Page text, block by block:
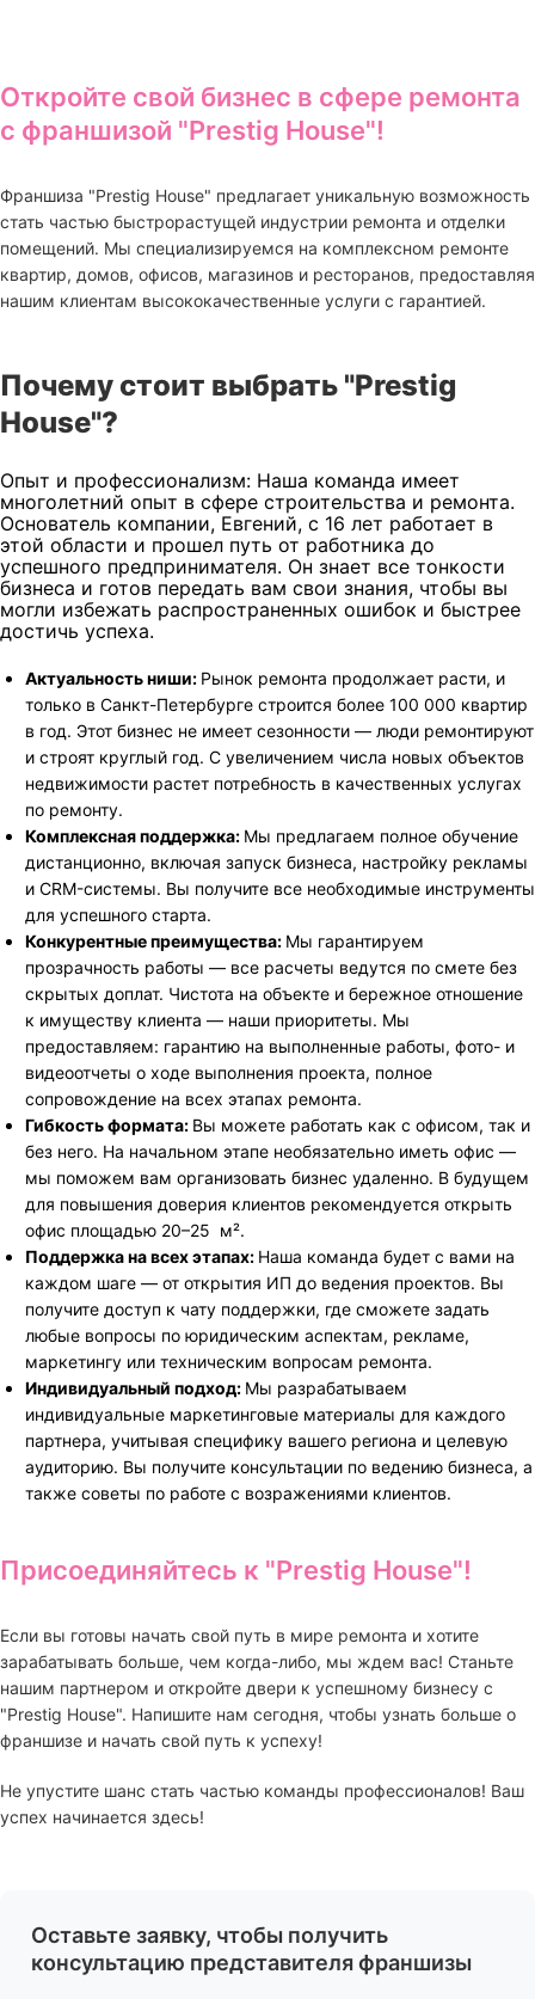
Откройте свой бизнес в сфере ремонта
с франшизой "Prestig House"!
Франшиза "Prestig House" предлагает уникальную возможность
стать частью быстрорастущей индустрии ремонта и отделки
помещений. Мы специализируемся на комплексном ремонте
квартир, домов, офисов, магазинов и ресторанов, предоставляя
нашим клиентам высококачественные услуги с гарантией.
Почему стоит выбрать "Prestig
House"?
Опыт и профессионализм: Наша команда имеет
многолетний опыт в сфере строительства и ремонта.
Основатель компании, Евгений, с 16 лет работает в
этой области и прошел путь от работника до
успешного предпринимателя. Он знает все тонкости
бизнеса и готов передать вам свои знания, чтобы вы
могли избежать распространенных ошибок и быстрее
достичь успеха.
Актуальность ниши: Рынок ремонта продолжает расти, и
только в Санкт-Петербурге строится более 100 000 квартир
в год. Этот бизнес не имеет сезонности — люди ремонтируют
и строят круглый год. С увеличением числа новых объектов
недвижимости растет потребность в качественных услугах
по ремонту.
Комплексная поддержка: Мы предлагаем полное обучение
дистанционно, включая запуск бизнеса, настройку рекламы
и CRM-системы. Вы получите все необходимые инструменты
для успешного старта.
Конкурентные преимущества: Мы гарантируем
прозрачность работы — все расчеты ведутся по смете без
скрытых доплат. Чистота на объекте и бережное отношение
к имуществу клиента — наши приоритеты. Мы
предоставляем: гарантию на выполненные работы, фото- и
видеоотчеты о ходе выполнения проекта, полное
сопровождение на всех этапах ремонта.
Гибкость формата: Вы можете работать как с офисом, так и
без него. На начальном этапе необязательно иметь офис —
мы поможем вам организовать бизнес удаленно. В будущем
для повышения доверия клиентов рекомендуется открыть
офис площадью 20–25 м².
Поддержка на всех этапах: Наша команда будет с вами на
каждом шаге — от открытия ИП до ведения проектов. Вы
получите доступ к чату поддержки, где сможете задать
любые вопросы по юридическим аспектам, рекламе,
маркетингу или техническим вопросам ремонта.
Индивидуальный подход: Мы разрабатываем
индивидуальные маркетинговые материалы для каждого
партнера, учитывая специфику вашего региона и целевую
аудиторию. Вы получите консультации по ведению бизнеса, а
также советы по работе с возражениями клиентов.
Присоединяйтесь к "Prestig House"!
Если вы готовы начать свой путь в мире ремонта и хотите
зарабатывать больше, чем когда-либо, мы ждем вас! Станьте
нашим партнером и откройте двери к успешному бизнесу с
"Prestig House". Напишите нам сегодня, чтобы узнать больше о
франшизе и начать свой путь к успеху!
Не упустите шанс стать частью команды профессионалов! Ваш
успех начинается здесь!
Оставьте заявку, чтобы получить
консультацию представителя франшизы